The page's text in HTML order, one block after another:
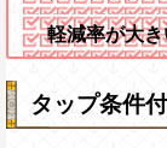
軽減率が大
タップ条件